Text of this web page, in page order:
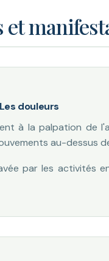
et
Les douleurs
à la palpation de
au-dessus
par les activités